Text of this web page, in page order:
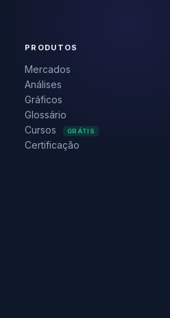
PRODUTOS
Mercados
Análises
Gráficos
Glossário
Cursos
GRÁTIS
Certificação